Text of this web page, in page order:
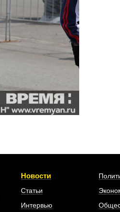
Новости
Статьи
Интервью